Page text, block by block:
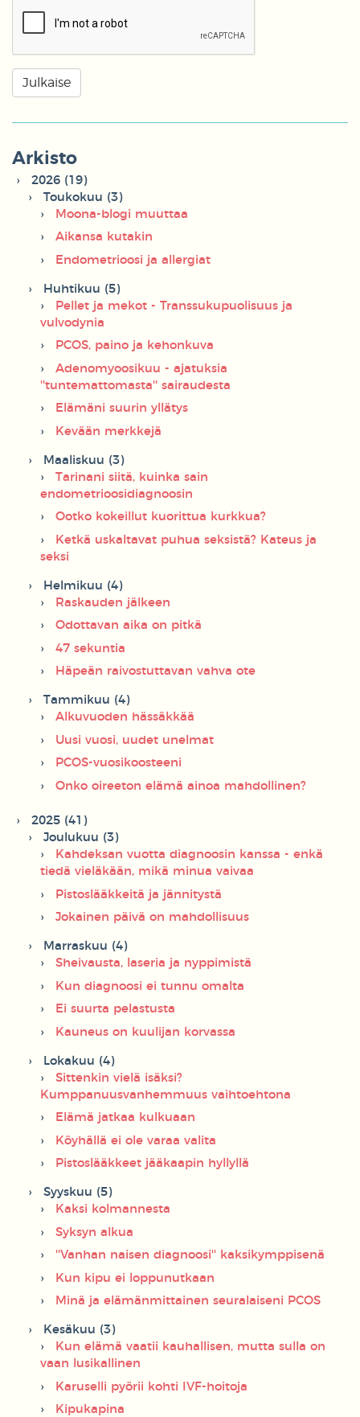
Arkisto
2026 (19)
Toukokuu (3)
Moona-blogi muuttaa
Aikansa kutakin
Endometrioosi ja allergiat
Huhtikuu (5)
Pellet ja mekot - Transsukupuolisuus ja
vulvodynia
PCOS, paino ja kehonkuva
Adenomyoosikuu - ajatuksia
''tuntemattomasta'' sairaudesta
Elämäni suurin yllätys
Kevään merkkejä
Maaliskuu (3)
Tarinani siitä, kuinka sain
endometrioosidiagnoosin
Ootko kokeillut kuorittua kurkkua?
Ketkä uskaltavat puhua seksistä? Kateus ja
seksi
Helmikuu (4)
Raskauden jälkeen
Odottavan aika on pitkä
47 sekuntia
Häpeän raivostuttavan vahva ote
Tammikuu (4)
Alkuvuoden hässäkkää
Uusi vuosi, uudet unelmat
PCOS-vuosikoosteeni
Onko oireeton elämä ainoa mahdollinen?
2025 (41)
Joulukuu (3)
Kahdeksan vuotta diagnoosin kanssa - enkä
tiedä vieläkään, mikä minua vaivaa
Pistoslääkkeitä ja jännitystä
Jokainen päivä on mahdollisuus
Marraskuu (4)
Sheivausta, laseria ja nyppimistä
Kun diagnoosi ei tunnu omalta
Ei suurta pelastusta
Kauneus on kuulijan korvassa
Lokakuu (4)
Sittenkin vielä isäksi?
Kumppanuusvanhemmuus vaihtoehtona
Elämä jatkaa kulkuaan
Köyhällä ei ole varaa valita
Pistoslääkkeet jääkaapin hyllyllä
Syyskuu (5)
Kaksi kolmannesta
Syksyn alkua
''Vanhan naisen diagnoosi'' kaksikymppisenä
Kun kipu ei loppunutkaan
Minä ja elämänmittainen seuralaiseni PCOS
Kesäkuu (3)
Kun elämä vaatii kauhallisen, mutta sulla on
vaan lusikallinen
Karuselli pyörii kohti IVF-hoitoja
Kipukapina